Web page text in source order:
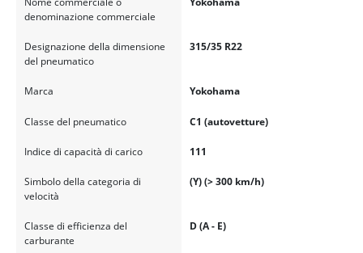
denominazione commerciale
Designazione della dimensione
del pneumatico
315/35 R22
Marca Yokohama
Classe del pneumatico C1 (autovetture)
Indice di capacità di carico 111
Simbolo della categoria di
velocità
(Y) (> 300 km/h)
Classe di efficienza del
carburante
D (A - E)